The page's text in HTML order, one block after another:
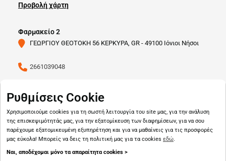
Προβολή χάρτη
Φαρμακείο 2
ΓΕΩΡΓΙΟΥ ΘΕΟΤΟΚΗ 56 ΚΕΡΚΥΡΑ, GR - 49100 Ιόνιοι Νήσοι
2661039048
Προβολή χάρτη
Copyright © 2026pharmado.gr
Ρυθμίσεις Cookie
Χρησιμοποιούμε cookies για τη σωστή λειτουργία του site μας, για την ανάλυση
της επισκεψιμότητάς μας, για την εξατομίκευση των διαφημίσεων, για να σου
παρέχουμε εξατομικευμένη εξυπηρέτηση και για να μαθαίνεις για τις προσφορές
μας εύκολα! Μπορείς να δεις τη πολιτική μας για τα cookies εδώ.
Ναι, αποδέχομαι μόνο τα απαραίτητα cookies >